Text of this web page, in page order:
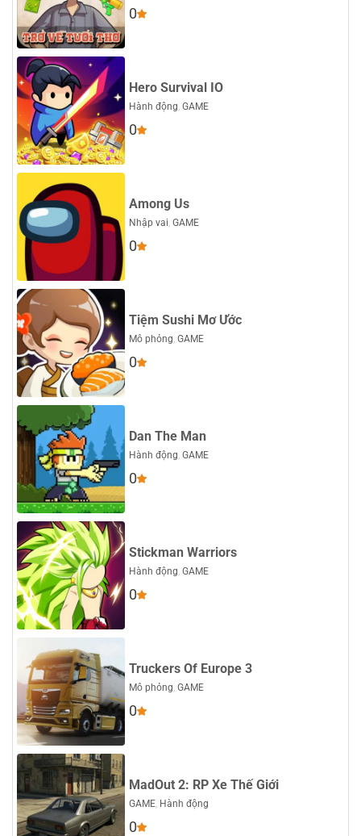
0
Hero Survival IO
Hành động GAME
0
Among Us
Nhập vai GAME
0
Tiệm Sushi Mơ Ước
Mô phỏng GAME
0
Dan The Man
Hành động GAME
0
Stickman Warriors
Hành động GAME
0
Truckers Of Europe 3
Mô phỏng GAME
0
MadOut 2: RP Xe Thế Giới
GAME, Hành động
0